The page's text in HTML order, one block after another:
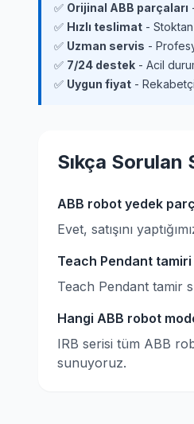
✅ Orijinal ABB parçaları
✅ Hızlı teslimat -
✅ Uzman servis -
✅ 7/24 destek - Acil
✅ Uygun fiyat -
Sıkça Sorulan
ABB robot yedek
Evet, satışını
Teach Pendant
Teach Pendant tamir
Hangi ABB robot
IRB serisi tüm ABB
sunuyoruz.